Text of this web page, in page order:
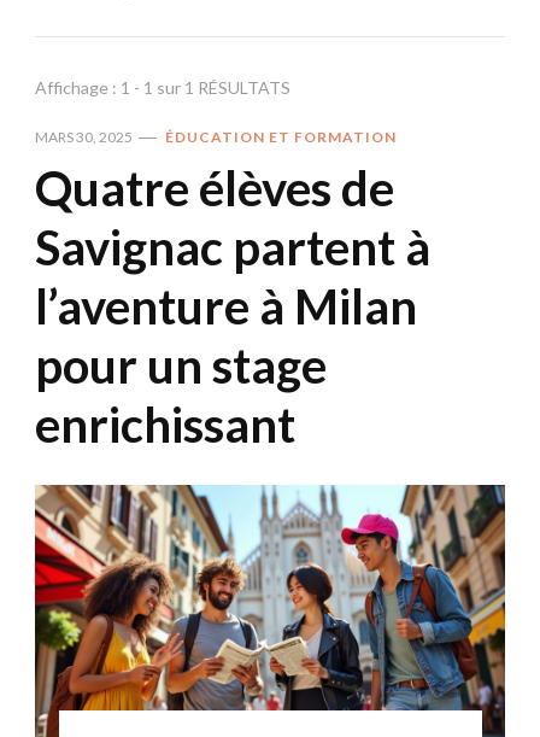
Affichage : 1 - 1 sur 1 RÉSULTATS
MARS 30, 2025 ÉDUCATION ET FORMATION
Quatre élèves de
Savignac partent à
l’aventure à Milan
pour un stage
enrichissant